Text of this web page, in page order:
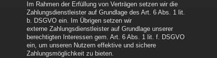
Im Rahmen der Erfüllung von Verträgen setzen wir die
Zahlungsdienstleister auf Grundlage des Art. 6 Abs. 1 lit.
b. DSGVO ein. Im Übrigen setzen wir
externe Zahlungsdienstleister auf Grundlage unserer
berechtigten Interessen gem. Art. 6 Abs. 1 lit. f. DSGVO
ein, um unseren Nutzern effektive und sichere
Zahlungsmöglichkeit zu bieten.